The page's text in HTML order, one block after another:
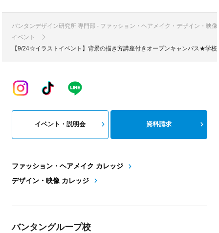
バンタンデザイン研究所 専門部 - ファッション・ヘアメイク・デザイン・映
イベント
【9/24☆イラストイベント】背景の描き方講座付きオープンキャンパス★学
ファッション・ヘアメイク カレッジ
デザイン・映像 カレッジ
イベント・説明会 資料請求
バンタングループ校